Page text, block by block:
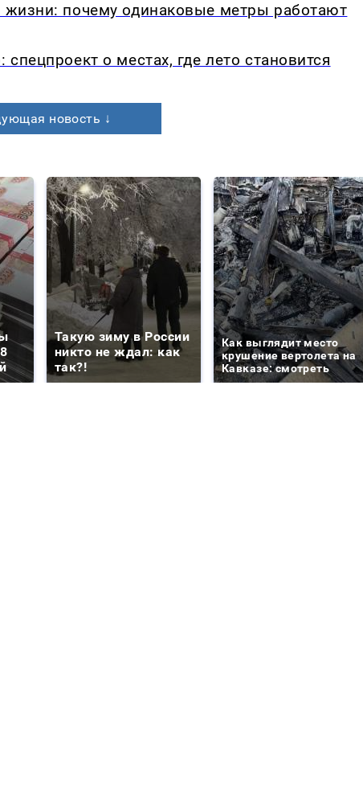
жизни: почему одинаковые метры работают
о местах, где лето становится
новость ↓
Такую зиму в России
никто не ждал: как
так?!
Как выглядит место
крушение вертолета на
Кавказе: смотреть